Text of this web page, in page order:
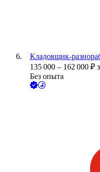
Кладовщик-
135 000 – 162 000 ₽
Без опыта